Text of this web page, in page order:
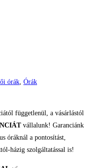
órák, Órák
függetlenül, a vásárlástól
vállalunk! Garanciánk
óráknál a pontosítást,
házig szolgáltatással is!